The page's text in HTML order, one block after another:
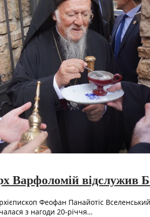
Варфоломій відслужив
Феофан Панайотіс
з нагоди 20-річчя…